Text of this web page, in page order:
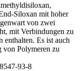
Siloxan mit hoher
von zwei
mit Verbindungen zu
enthalten. Es ist auch
Polymeren zu
93-8